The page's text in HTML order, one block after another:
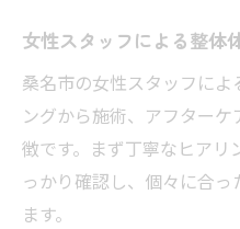
初めてでも安心でき
初めての整体で
女性スタッフによる整体
桑名市の女性スタッフに
ングから施術、アフター
徴です。まず丁寧なヒアリ
っかり確認し、個々に合
ます。